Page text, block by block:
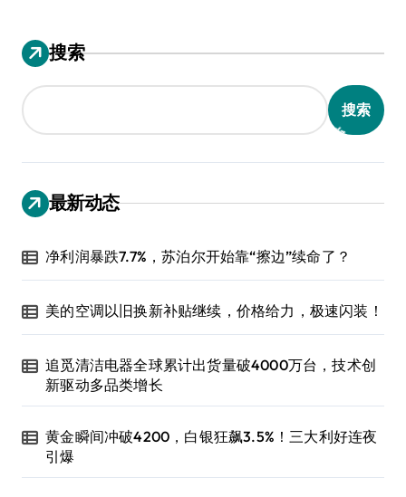
搜索
搜索
最新动态
净利润暴跌7.7%，苏泊尔开始靠“擦边”续命了？
美的空调以旧换新补贴继续，价格给力，极速闪装！
追觅清洁电器全球累计出货量破4000万台，技术创
新驱动多品类增长
黄金瞬间冲破4200，白银狂飙3.5%！三大利好连夜
引爆